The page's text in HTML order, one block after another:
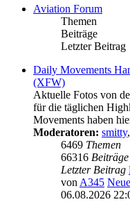
Aviation Forum
Themen
Beiträge
Letzter Beitrag
Daily Movements
(XFW)
Aktuelle Fotos von
für die täglichen
Movements haben
Moderatoren: smitty,
6469 Themen
66316 Beiträge
Letzter Beitrag
vonA345
06.08.2026